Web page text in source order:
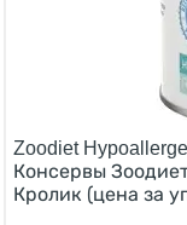
Zoodiet
Консервы
Кролик (цена за